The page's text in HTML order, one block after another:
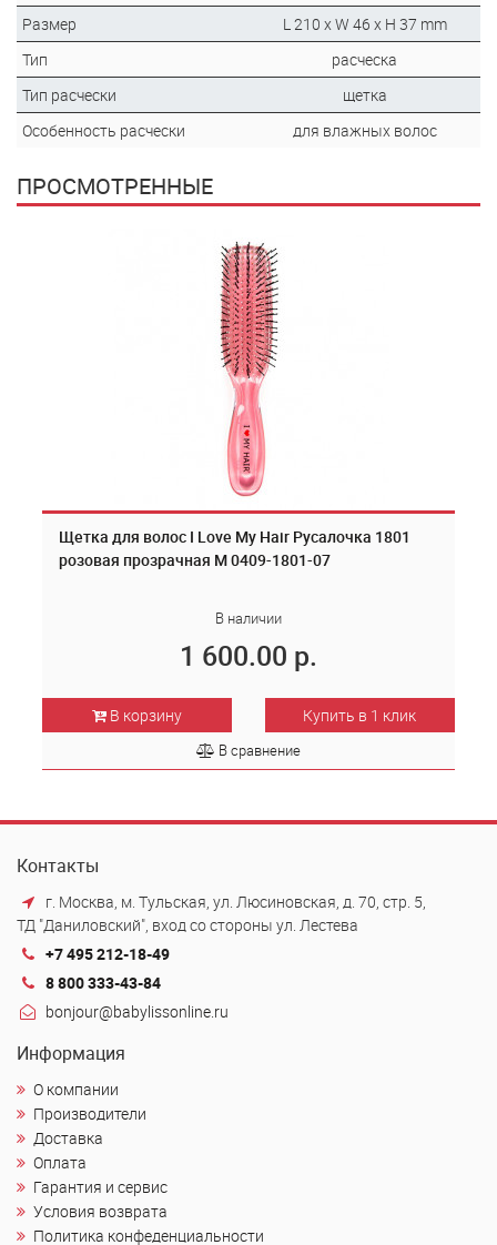
Размер
L 210 x W 46 x H 37 mm
Тип
расческа
Тип расчески
щетка
Особенность расчески
для влажных волос
ПРОСМОТРЕННЫЕ
Щетка для волос I Love My Hair Русалочка 1801
розовая прозрачная M 0409-1801-07
В наличии
1 600.00 р.
В корзину Купить в 1 клик
В сравнение
Контакты
г. Москва, м. Тульская, ул. Люсиновская, д. 70, стр. 5,
ТД "Даниловский", вход со стороны ул. Лестева
+7 495 212-18-49
8 800 333-43-84
bonjour@babylissonline.ru
Информация
О компании
Производители
Доставка
Оплата
Гарантия и сервис
Условия возврата
Политика конфеденциальности